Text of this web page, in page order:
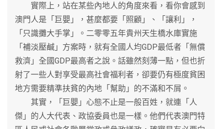
實際上，站在某些內地人的角度來看，看你會感到
澳門人是「巨嬰」，甚麼都要「照顧」、「讓利」，
「只識攤大手掌」。二零零五年貴州天生橋水庫實施
「補淡壓鹹」方案時，就有全國人均GDP最低者「無償
救濟」全國GDP最高者之說。話雖然刻薄一點，但也折
射了一些人對享受最高社會福利者，卻要仍有極度貧困
地方需要精準扶貧的內地「幫助」的不滿和不屑。
其實，「巨嬰」心態不止是一般百姓，就連「人
傑」的人大代表、政協委員也是一樣。他們代表澳門特